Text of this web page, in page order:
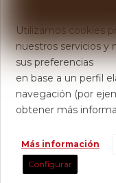
Utilizamos cookies
nuestros servicios y
sus preferencias
en base a un perfil
navegación (por
obtener más
Más información
Configurar